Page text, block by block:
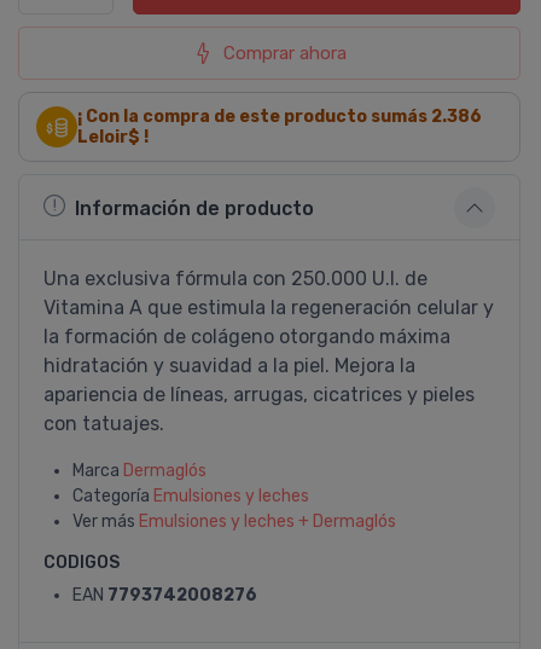
Comprar ahora
¡ Con la compra de este producto sumás 2.386
Leloir$ !
Información de producto
Una exclusiva fórmula con 250.000 U.I. de
Vitamina A que estimula la regeneración celular y
la formación de colágeno otorgando máxima
hidratación y suavidad a la piel. Mejora la
apariencia de lí­neas, arrugas, cicatrices y pieles
con tatuajes.
Marca Dermaglós
Categoría Emulsiones y leches
Ver más Emulsiones y leches + Dermaglós
CODIGOS
EAN 7793742008276